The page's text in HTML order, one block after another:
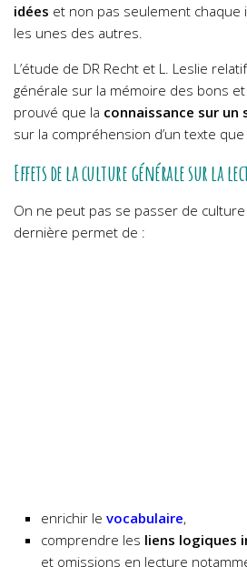
idées et non pas seulement
les unes des autres.
L’étude de DR Recht et L. Leslie
générale sur la mémoire des bons
prouvé que la connaissance sur un
sur la compréhension d’un texte que
Effets de la culture générale sur la
On ne peut pas se passer de
dernière permet de :
enrichir le vocabulaire,
comprendre les liens logiques
et omissions en lecture